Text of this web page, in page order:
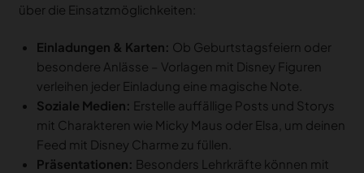
über die Einsatzmöglichkeiten:
Einladungen & Karten: Ob Geburtstagsfeiern oder
besondere Anlässe – Vorlagen mit Disney Figuren
verleihen jeder Einladung eine magische Note.
Soziale Medien: Erstelle auffällige Posts und Storys
mit Charakteren wie Micky Maus oder Elsa, um deinen
Feed mit Disney Charme zu füllen.
Präsentationen: Besonders Lehrkräfte können mit